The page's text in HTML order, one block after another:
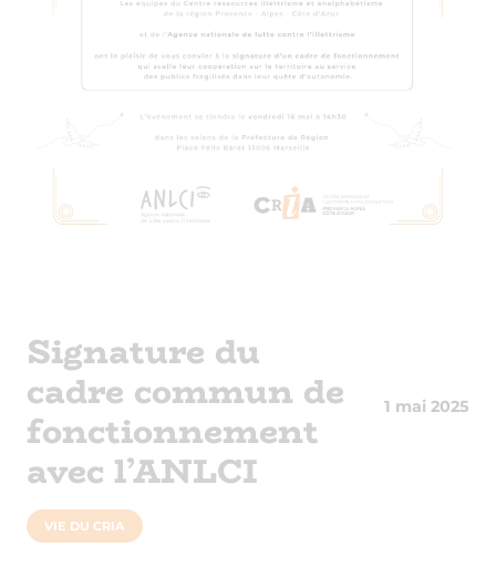
Signature du
cadre commun de
fonctionnement
avec l’ANLCI
1 mai 2025
VIE DU CRIA